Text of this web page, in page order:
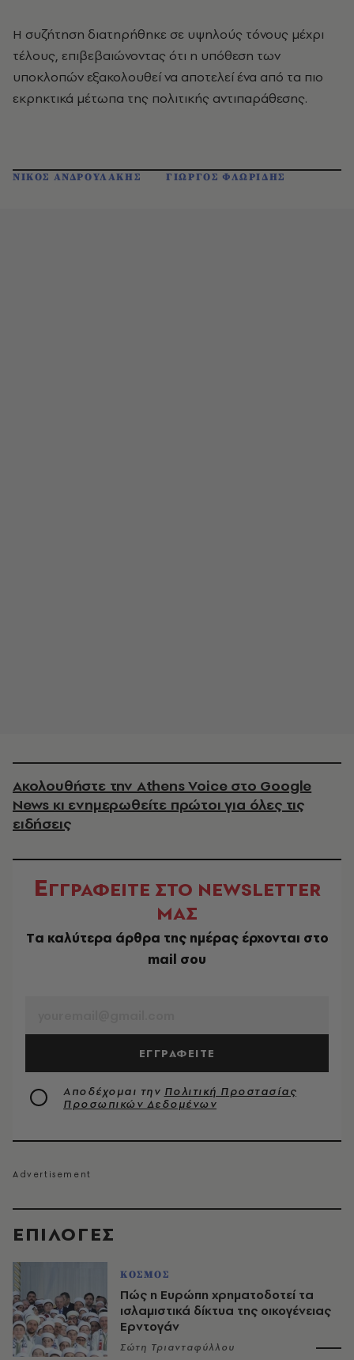
EΠΙΛΟΓΈΣ
ΚΟΣΜΟΣ
Πώς η Ευρώπη χρηματοδοτεί τα
ισλαμιστικά δίκτυα της οικογένειας
Ερντογάν
Σώτη Τριανταφύλλου
Η συζήτηση διατηρήθηκε σε υψηλούς τόνους μέχρι
τέλους, επιβεβαιώνοντας ότι η υπόθεση των
υποκλοπών εξακολουθεί να αποτελεί ένα από τα πιο
εκρηκτικά μέτωπα της πολιτικής αντιπαράθεσης.
ΝΙΚΟΣ ΑΝΔΡΟΥΛΑΚΗΣ ΓΙΩΡΓΟΣ ΦΛΩΡΙΔΗΣ
Ακολουθήστε την Athens Voice στο Google
News κι ενημερωθείτε πρώτοι για όλες τις
ειδήσεις
ΕΓΓΡΑΦΕΙΤΕ ΣΤΟ NEWSLETTER
ΜΑΣ
Tα καλύτερα άρθρα της ημέρας έρχονται στο
mail σου
ΕΓΓΡΑΦΕΙΤΕ
Αποδέχομαι την Πολιτική Προστασίας
Προσωπικών Δεδομένων